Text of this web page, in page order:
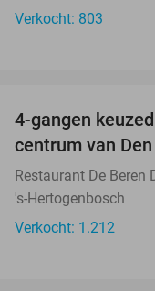
Verkocht: 803
4-gangen
centrum van
Restaurant De Beren
's-Hertogenbosch
Verkocht: 1.212